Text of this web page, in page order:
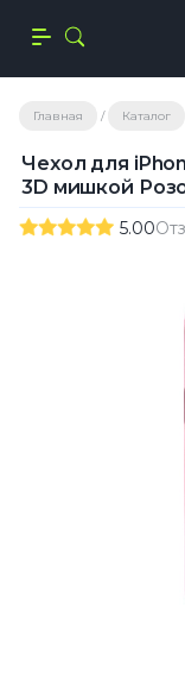
Главная Каталог
Чехол для
3D мишкой
5.00